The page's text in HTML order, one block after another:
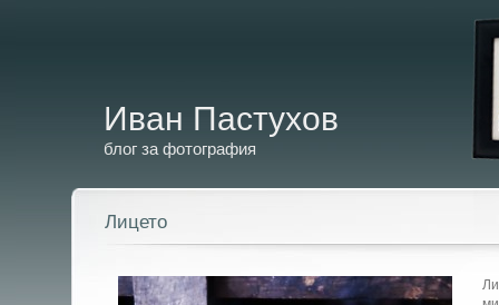
Иван Пастухов
блог за фотография
Лицето